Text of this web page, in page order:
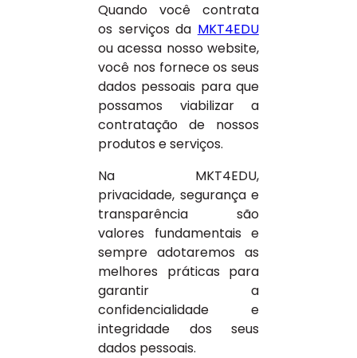
Quando você contrata
os serviços da MKT4EDU
ou acessa nosso website,
você nos fornece os seus
dados pessoais para que
possamos viabilizar a
contratação de nossos
produtos e serviços.
Na MKT4EDU,
privacidade, segurança e
transparência são
valores fundamentais e
sempre adotaremos as
melhores práticas para
garantir a
confidencialidade e
integridade dos seus
dados pessoais.